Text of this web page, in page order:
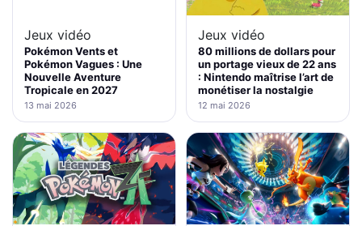
Jeux vidéo
Pokémon Vents et
Pokémon Vagues : Une
Nouvelle Aventure
Tropicale en 2027
13 mai 2026
Jeux vidéo
80 millions de dollars pour
un portage vieux de 22 ans
: Nintendo maîtrise l’art de
monétiser la nostalgie
12 mai 2026